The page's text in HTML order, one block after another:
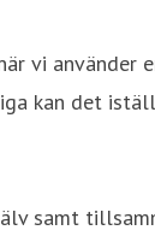
vi använder
kan det
samt